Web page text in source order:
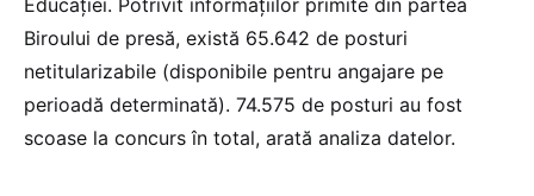
Educației. Potrivit informațiilor primite din partea
Biroului de presă, există 65.642 de posturi
netitularizabile (disponibile pentru angajare pe
perioadă determinată). 74.575 de posturi au fost
scoase la concurs în total, arată analiza datelor.